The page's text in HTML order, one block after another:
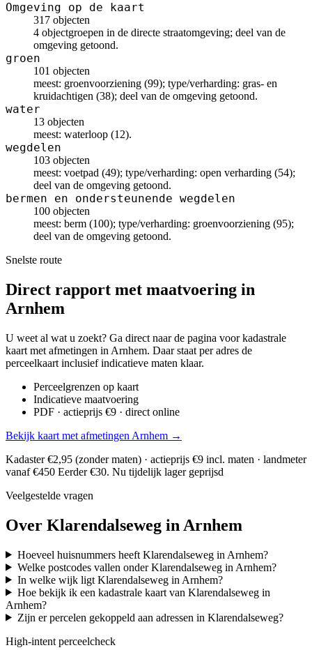
Omgeving op de kaart
317 objecten
4 objectgroepen in de directe straatomgeving; deel van de
omgeving getoond.
groen
101 objecten
meest: groenvoorziening (99); type/verharding: gras- en
kruidachtigen (38); deel van de omgeving getoond.
water
13 objecten
meest: waterloop (12).
wegdelen
103 objecten
meest: voetpad (49); type/verharding: open verharding (54);
deel van de omgeving getoond.
bermen en ondersteunende wegdelen
100 objecten
meest: berm (100); type/verharding: groenvoorziening (95);
deel van de omgeving getoond.
Snelste route
Direct rapport met maatvoering in
Arnhem
U weet al wat u zoekt? Ga direct naar de pagina voor kadastrale
kaart met afmetingen in Arnhem. Daar staat per adres de
perceelkaart inclusief indicatieve maten klaar.
Perceelgrenzen op kaart
Indicatieve maatvoering
PDF · actieprijs €9 · direct online
Bekijk kaart met afmetingen Arnhem →
Kadaster €2,95 (zonder maten) · actieprijs €9 incl. maten · landmeter
vanaf €450 Eerder €30. Nu tijdelijk lager geprijsd
Veelgestelde vragen
Over Klarendalseweg in Arnhem
Hoeveel huisnummers heeft Klarendalseweg in Arnhem?
Welke postcodes vallen onder Klarendalseweg in Arnhem?
In welke wijk ligt Klarendalseweg in Arnhem?
Hoe bekijk ik een kadastrale kaart van Klarendalseweg in
Arnhem?
Zijn er percelen gekoppeld aan adressen in Klarendalseweg?
High-intent perceelcheck